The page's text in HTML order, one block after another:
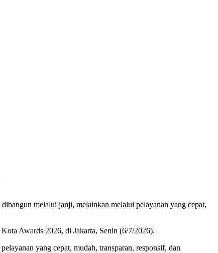
melalui janji, melainkan melalui pelayanan yang cepat,
Awards 2026, di Jakarta, Senin (6/7/2026).
yang cepat, mudah, transparan, responsif, dan